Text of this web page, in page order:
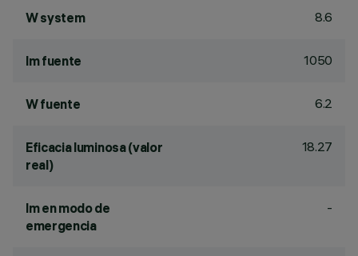
W system 8.6
lm fuente 1050
W fuente 6.2
Eficacia luminosa (valor
real)
18.27
lm en modo de
emergencia
-